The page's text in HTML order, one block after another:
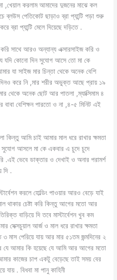
,খেয়াল করলাম আমাদের দুজনের মাঝে কল
ব্লউস পেতিকোট ছাড়াও ব্রা প্যান্টি পড়া শুরু
ব্রা প্যান্টি মেলে দিয়েছে দড়িতে .
সাথে আরও অন্যান্য এক্সারসাইজ করি ও
যদি কোনো দিন সুযোগ আসে তো মা কে
যা সাইজ মার চিন্তা থেকে অনেক বেশি
করে নি ,মার শরীর অভুক্ত আছে প্রায় ১৯
থেকে অনেক ছোট আর পাতলা ,ম্যাক্সিমাম ৪
বেশিক্ষন পারতো ও না ,৪-৫ মিনিট এই
কিন্তু আমি চাই আমার মাল ধরে রাখার ক্ষমতা
সুযোগ আসলে মা কে একবার এ চুদে চুদে
.এই ভেবে ডাক্তার ও দেখাই ও অনার পরামর্শ
দি .
করলে হোল্ডিং পাওয়ার আরও বেড়ে যাই
থাকার চেষ্টা করি কিন্তু আগের মতো আর
বাড়িয়ে দি তবে মাস্টার্বেশন খুব কম
সেক্সচুয়াল আর্জ ও মাল ধরে রাখার ক্ষমতা
মাস পেরিয়ে যায় আর মার ৫১তম জন্মদিনের ২
যে আমার কি হয়েছে যে আমি আর আগের মতো
কাজের চাপ একটু বেড়েছে তাই সময় বের
. বিধবা মা পানু কাহিনী